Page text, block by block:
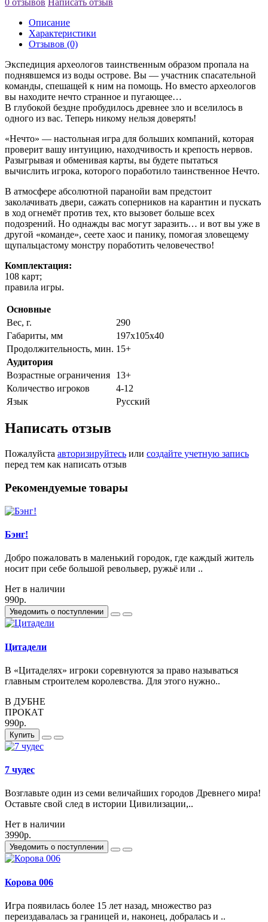
Описание
Характеристики
Отзывов (0)
Экспедиция археологов таинственным образом пропала на
поднявшемся из воды острове. Вы — участник спасательной
команды, спешащей к ним на помощь. Но вместо археологов
вы находите нечто странное и пугающее…
В глубокой бездне пробудилось древнее зло и вселилось в
одного из вас. Теперь никому нельзя доверять!
«Нечто» — настольная игра для больших компаний, которая
проверит вашу интуицию, находчивость и крепость нервов.
Разыгрывая и обменивая карты, вы будете пытаться
вычислить игрока, которого поработило таинственное Нечто.
В атмосфере абсолютной паранойи вам предстоит
заколачивать двери, сажать соперников на карантин и пускать
в ход огнемёт против тех, кто вызовет больше всех
подозрений. Но однажды вас могут заразить… и вот вы уже в
другой «команде», сеете хаос и панику, помогая зловещему
щупальцастому монстру поработить человечество!
Комплектация:
108 карт;
правила игры.
Основные
Вес, г.
290
Габариты, мм
197х105х40
Продолжительность, мин. 15+
Аудитория
Возрастные ограничения
13+
Количество игроков
4-12
Язык
Русский
Написать отзыв
Пожалуйста авторизируйтесь или создайте учетную запись
перед тем как написать отзыв
Рекомендуемые товары
Бэнг!
Добро пожаловать в маленький городок, где каждый житель
носит при себе большой револьвер, ружьё или ..
Нет в наличии
990р.
Уведомить о поступлении
Цитадели
В «Цитаделях» игроки соревнуются за право называться
главным строителем королевства. Для этого нужно..
В ДУБНЕ
ПРОКАТ
990р.
Купить
7 чудес
Возглавьте один из семи величайших городов Древнего мира!
Оставьте свой след в истории Цивилизации,..
Нет в наличии
3990р.
Уведомить о поступлении
Корова 006
Игра появилась более 15 лет назад, множество раз
переиздавалась за границей и, наконец, добралась и ..